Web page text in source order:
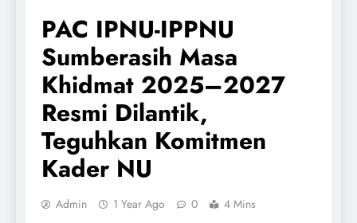
PAC IPNU-IPPNU
Sumberasih Masa
Khidmat 2025–2027
Resmi Dilantik,
Teguhkan Komitmen
Kader NU
Admin 1 Year Ago 0 4 Mins